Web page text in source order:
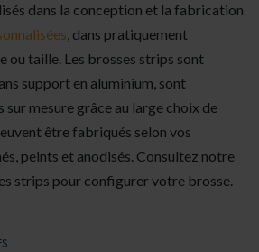
dans la conception et la fabrication
, dans pratiquement
ou taille. Les brosses strips sont
support en aluminium, sont
mesure grâce au large choix de
être fabriqués selon vos
, peints et anodisés. Consultez notre
strips pour configurervotre brosse.